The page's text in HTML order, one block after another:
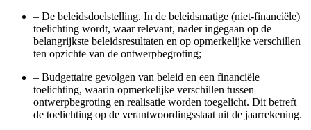
– De beleidsdoelstelling. In de beleidsmatige (niet-financiële)
toelichting wordt, waar relevant, nader ingegaan op de
belangrijkste beleidsresultaten en op opmerkelijke verschillen
ten opzichte van de ontwerpbegroting;
– Budgettaire gevolgen van beleid en een financiële
toelichting, waarin opmerkelijke verschillen tussen
ontwerpbegroting en realisatie worden toegelicht. Dit betreft
de toelichting op de verantwoordingsstaat uit de jaarrekening.